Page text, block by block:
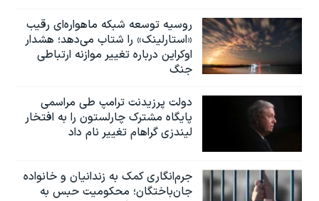
روسیه توسعه شبکه ماهواره‌ای رقیب
«استارلینک» را شتاب می‌دهد؛ هشدار
اوکراین درباره تغییر موازنه ارتباطی
جنگ
دولت پرزیدنت ترامپ طی مراسمی
پایگاه مشترک چارلستون را به افتخار
لیندزی گراهام تغییر نام داد
جرم‌انگاری کمک به زندانیان و خانواده
جان‌باختگان؛ محکومیت حبس به‌